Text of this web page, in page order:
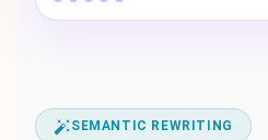
SEMANTIC REWRITING